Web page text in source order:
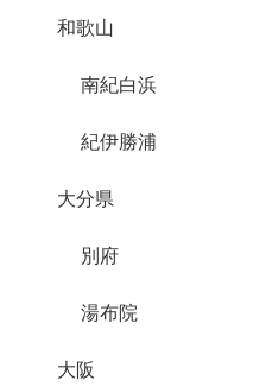
和歌山
南紀白浜
紀伊勝浦
大分県
別府
湯布院
大阪